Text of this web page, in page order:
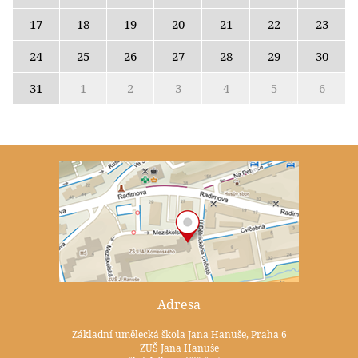
17 18 19 20 21 22
23
24
25 26 27 28 29
30
31
1 2 3 4 5 6
Adresa
Základní umělecká škola Jana Hanuše, Praha 6
ZUŠ Jana Hanuše